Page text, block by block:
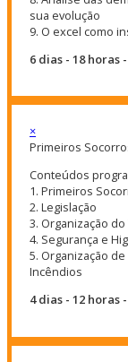
sua evolução
9. O excel como
6 dias - 18 horas
×
Primeiros
Conteúdos
1. Primeiros
2. Legislação
3. Organização
4. Segurança e
5. Organização
Incêndios
4 dias - 12 horas